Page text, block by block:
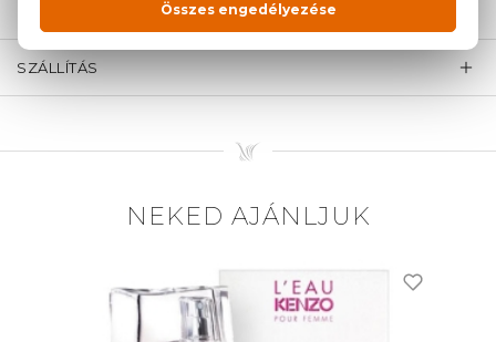
SZÁLLÍTÁS
NEKED AJÁNLJUK